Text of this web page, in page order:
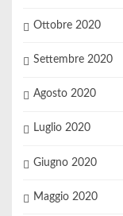
Ottobre 2020
Settembre 2020
Agosto 2020
Luglio 2020
Giugno 2020
Maggio 2020